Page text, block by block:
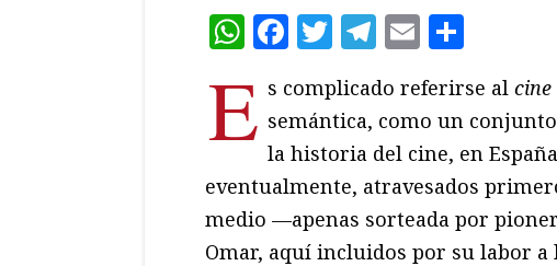
WhatsApp
Facebook
Twitter
Telegram
Email
E s complicado referirse al cine
semántica, como un
la historia del cine, en
eventualmente, atravesados
medio —apenas sorteada por
Omar, aquí incluidos por su labor a